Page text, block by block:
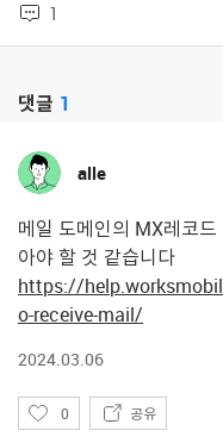
1
댓글 1
alle
메일 도메인의 MX레코
아야 할 것 같습니다
https://
o-receive-mail/
2024.03.06
좋
0 공유